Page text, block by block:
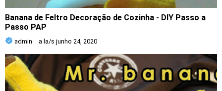
Banana de Feltro Decoração de Cozinha - DIY Passo a
Passo PAP
admin a la/s junho 24, 2020